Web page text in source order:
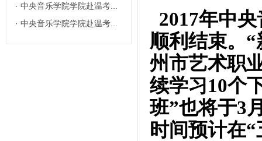
· 中央音乐学院学院赴温考...
· 中央音乐学院学院赴温考...
2017年中
顺利结束。
州市艺术职
续学习10个
班”也将于3
时间预计在